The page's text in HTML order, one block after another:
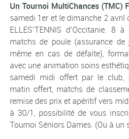
Un Tournoi MultiChances (TMC)
samedi 1er et le dimanche 2
ELLES’TENNIS d’Occitanie. 8
matchs de poule (assurance
même en cas de défaite),
avec une animation soins
samedi midi offert par le club,
matin offert, matchs de
remise des prix et apéritif vers
à 30/1, possibilité de vous
Tournoi Séniors Dames. (Ou à un